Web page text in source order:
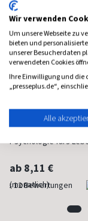
Psychologie
Psychologie fürs
ab 8,11 €
(monatlich)
Wir verwenden
Um unsere Webseite zu
bieten und
unserer Besucherdaten
verwendeten Cookies
Ihre Einwilligung und die
„presseplus.de“,
Alle